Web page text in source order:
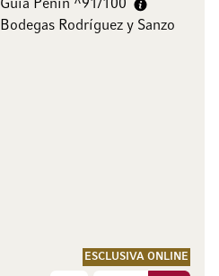
Guía Peñín ^91/100
Bodegas Rodríguez y Sanzo
ESCLUSIVA ONLINE